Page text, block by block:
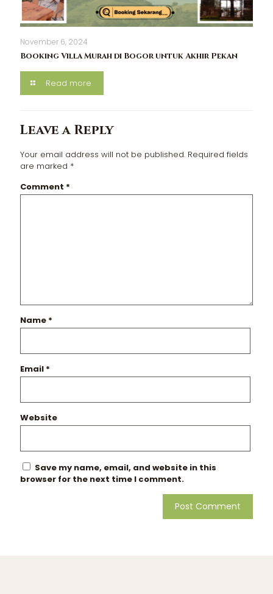
November 6, 2024
Booking Villa Murah di Bogor untuk Akhir Pekan
Read more
Leave a Reply
Your email address will not be published. Required fields
are marked *
Comment *
Name *
Email *
Website
Save my name, email, and website in this
browser for the next time I comment.